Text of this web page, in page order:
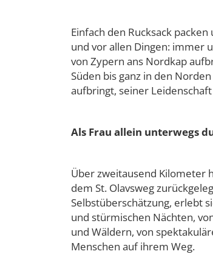
Einfach den Rucksack
und vor allen Dingen: immer
von Zypern ans Nordkap
Süden bis ganz in den
aufbringt, seiner
Als Frau allein unterwegs
Über zweitausend Kilometer
dem St. Olavsweg
Selbstüberschätzung, erlebt
und stürmischen Nächten,
und Wäldern, von
Menschen auf ihrem Weg.